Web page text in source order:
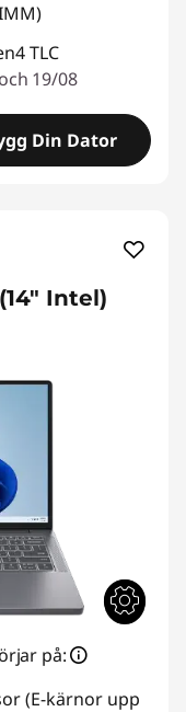
TLC
19/08
Din Dator
Intel)
på:
(E-kärnor upp